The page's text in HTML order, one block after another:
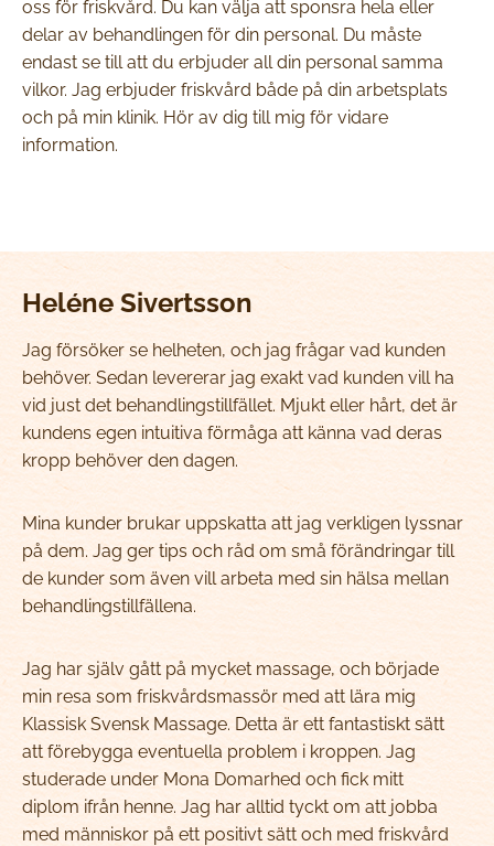
oss för friskvård. Du kan välja att sponsra hela eller
delar av behandlingen för din personal. Du måste
endast se till att du erbjuder all din personal samma
vilkor. Jag erbjuder friskvård både på din arbetsplats
och på min klinik. Hör av dig till mig för vidare
information.
Heléne Sivertsson
Jag försöker se helheten, och jag frågar vad kunden
behöver. Sedan levererar jag exakt vad kunden vill ha
vid just det behandlingstillfället. Mjukt eller hårt, det är
kundens egen intuitiva förmåga att känna vad deras
kropp behöver den dagen.
Mina kunder brukar uppskatta att jag verkligen lyssnar
på dem. Jag ger tips och råd om små förändringar till
de kunder som även vill arbeta med sin hälsa mellan
behandlingstillfällena.
Jag har själv gått på mycket massage, och började
min resa som friskvårdsmassör med att lära mig
Klassisk Svensk Massage. Detta är ett fantastiskt sätt
att förebygga eventuella problem i kroppen. Jag
studerade under Mona Domarhed och fick mitt
diplom ifrån henne. Jag har alltid tyckt om att jobba
med människor på ett positivt sätt och med friskvård